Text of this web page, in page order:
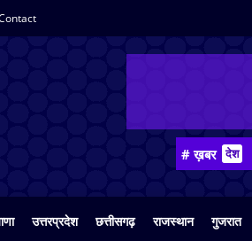
# ख़बर देश
उत्तरप्रदेश छत्तीसगढ़ राजस्थान गुजरात